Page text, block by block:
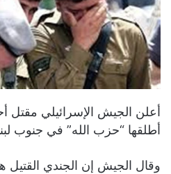
أعلن الجيش الإسرائيلي مقتل
أطلقها “حزب الله” في جنوب
وقال الجيش إن الجندي القتيل